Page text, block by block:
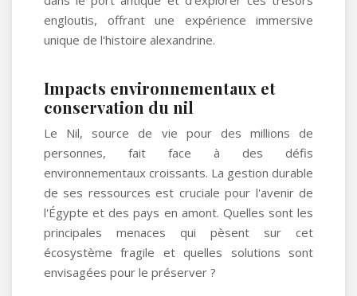
engloutis, offrant une expérience immersive
unique de l'histoire alexandrine.
Impacts environnementaux et
conservation du nil
Le Nil, source de vie pour des millions de
personnes, fait face à des défis
environnementaux croissants. La gestion durable
de ses ressources est cruciale pour l'avenir de
l'Égypte et des pays en amont. Quelles sont les
principales menaces qui pèsent sur cet
écosystème fragile et quelles solutions sont
envisagées pour le préserver ?